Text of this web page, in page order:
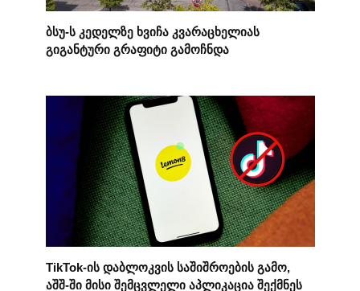
ბსუ-ს კედელზე ხვიჩა კვარაცხელიას
გიგანტური გრაფიტი გამოჩნდა
TikTok-ის დაბლოკვის საშიშროების გამო,
აშშ-ში მისი შემცვლელი აპლიკაცია შექმნეს